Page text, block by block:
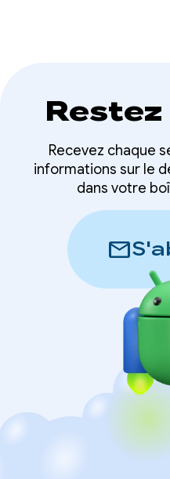
Recevez chaque
informations sur le
dans votre
mail